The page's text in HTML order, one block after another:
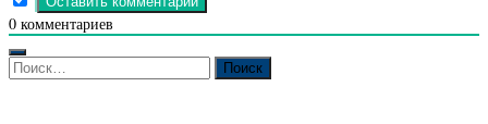
0 комментариев
Найти: